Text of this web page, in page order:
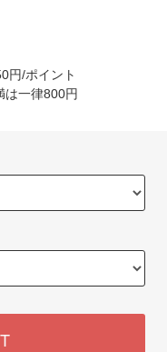
円/ポイント
は一律800円